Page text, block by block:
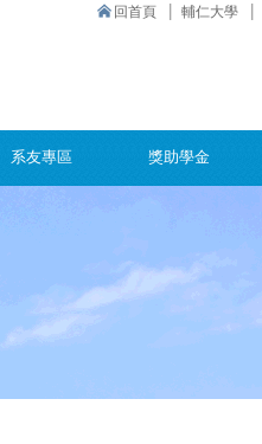
回首頁 輔仁大學
系友專區 獎助學金